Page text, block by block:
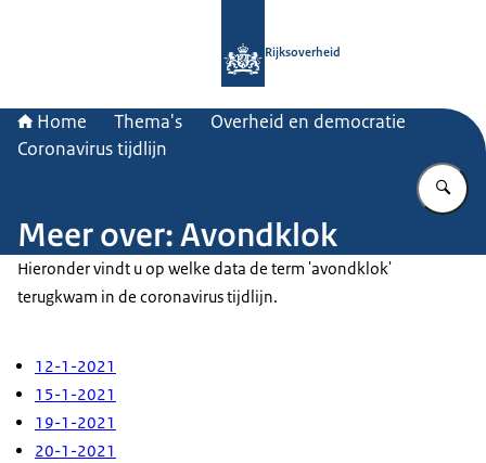
Rijksoverheid
Home Thema's
Overheid en democratie
Coronavirus tijdlijn
Meer over: Avondklok
Hieronder vindt u op welke data de term 'avondklok'
terugkwam in de coronavirus tijdlijn.
12-1-2021
15-1-2021
19-1-2021
20-1-2021